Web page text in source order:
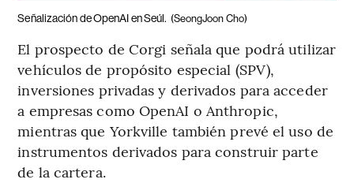
Señalización de OpenAI en Seúl. (SeongJoon Cho)
El prospecto de Corgi señala que podrá utilizar
vehículos de propósito especial (SPV),
inversiones privadas y derivados para acceder
a empresas como OpenAI o Anthropic,
mientras que Yorkville también prevé el uso de
instrumentos derivados para construir parte
de la cartera.